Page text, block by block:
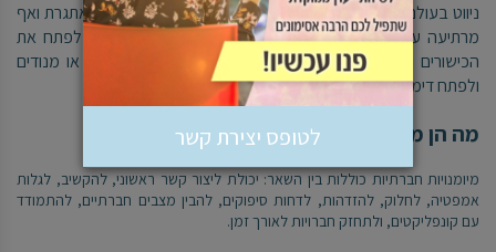
ניווט בעולם המורכב של אינטראקציות חברתיות הוא משימה מאתגרת ואף
מרתיעה עבור ילדים רבים ואם לא מתגייסים כדי לעזור להם לפתח את
הכישורים החברתיים – הם עלולים למצוא עצמם מתבודדים או מנודים
ולפתח דימוי עצמי נמוך והיעדר אמון.
מה הן מיומנויות חברתיות?
מיומנויות חברתיות כוללות בין השאר: יכולת ליצור קשר ראשוני, להקשיב, לגלות
אמפטיה, לחלוק, להזדהות, לדחות סיפוקים, להבין מצבים חברתיים, להתמודד
עם קונפליקטים, ולתחזק חברויות לאורך זמן.
לטופס יצירת קשר